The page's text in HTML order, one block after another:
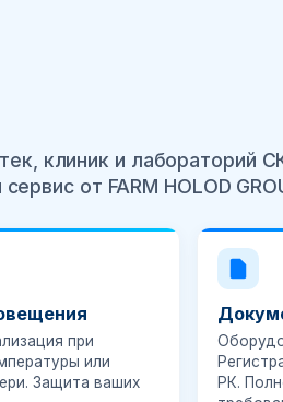
клиник и лабораторий
от FARM HOLOD
при
или
Защита ваших
РК.